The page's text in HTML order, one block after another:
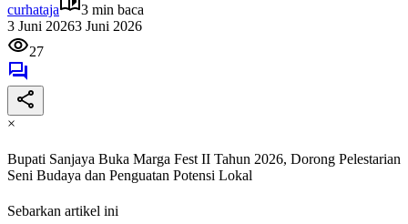
curhataja
3 min baca
3 Juni 20263 Juni 2026
27
×
Bupati Sanjaya Buka Marga Fest II Tahun 2026, Dorong Pelestarian
Seni Budaya dan Penguatan Potensi Lokal
Sebarkan artikel ini